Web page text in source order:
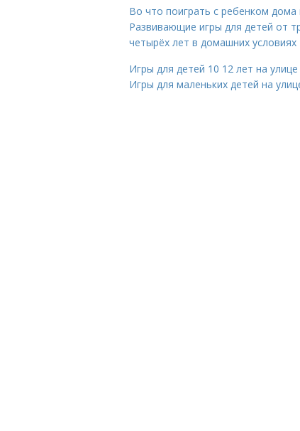
Во что поиграть с ребенком дома
Развивающие игры для детей от
четырёх лет в домашних условиях
Игры для детей 10 12 лет на
Игры для маленьких детей на